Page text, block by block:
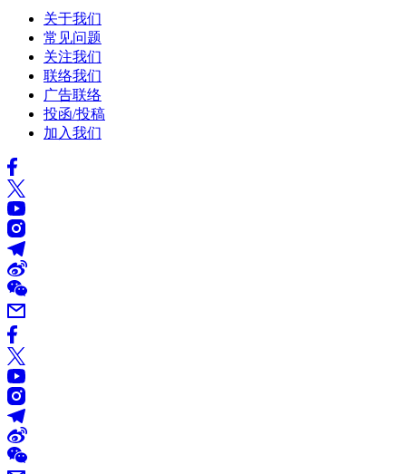
关于我们
常见问题
关注我们
联络我们
广告联络
投函/投稿
加入我们